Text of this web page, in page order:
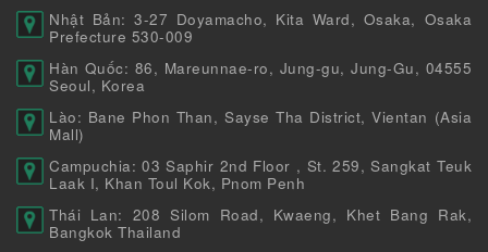
Nhật Bản: 3-27 Doyamacho, Kita Ward, Osaka, Osaka
Prefecture 530-009
Hàn Quốc: 86, Mareunnae-ro, Jung-gu, Jung-Gu, 04555
Seoul, Korea
Lào: Bane Phon Than, Sayse Tha District, Vientan (Asia
Mall)
Campuchia: 03 Saphir 2nd Floor , St. 259, Sangkat Teuk
Laak I, Khan Toul Kok, Pnom Penh
Thái Lan: 208 Silom Road, Kwaeng, Khet Bang Rak,
Bangkok Thailand